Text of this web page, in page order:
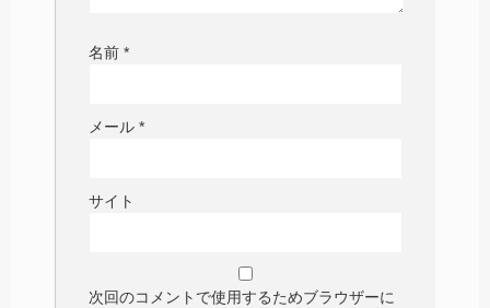
名前 *
メール *
サイト
次回のコメントで使用するためブラウザーに